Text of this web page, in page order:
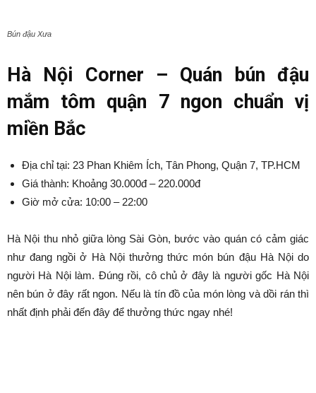
Bún đậu Xưa
Hà Nội Corner – Quán bún đậu
mắm tôm quận 7 ngon chuẩn vị
miền Bắc
Địa chỉ tại: 23 Phan Khiêm Ích, Tân Phong, Quận 7, TP.HCM
Giá thành: Khoảng 30.000đ – 220.000đ
Giờ mở cửa: 10:00 – 22:00
Hà Nội thu nhỏ giữa lòng Sài Gòn, bước vào quán có cảm giác
như đang ngồi ở Hà Nội thưởng thức món bún đậu Hà Nội do
người Hà Nội làm. Đúng rồi, cô chủ ở đây là người gốc Hà Nội
nên bún ở đây rất ngon. Nếu là tín đồ của món lòng và dồi rán thì
nhất định phải đến đây để thưởng thức ngay nhé!